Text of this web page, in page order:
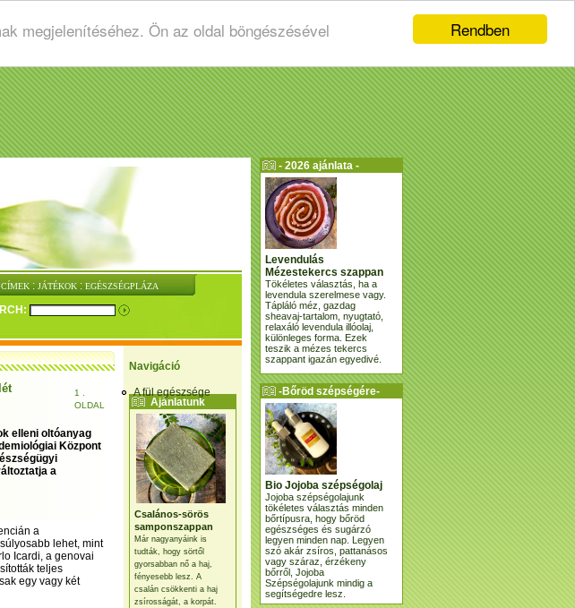
Rendben
megjelenítéséhez. Ön az oldal böngészésével
CÍMEK : JÁTÉKOK : EGÉSZSÉGPLÁZA
Navigáció
A fül egészsége
Ajánlatunk
Csalános-sörös
samponszappan
Már nagyanyáink is
tudták, hogy sörtől
gyorsabban nő a haj,
fényesebb lesz. A
csalán csökkenti a haj
zsírosságát, a korpát.
1 .
OLDAL
elleni oltóanyag
Központ
a
a
lehet, mint
Icardi, a genovai
teljes
egy vagy két
- 2026 ajánlata -
Levendulás
Mézestekercs szappan
Tökéletes választás, ha a
levendula szerelmese vagy.
Tápláló méz, gazdag
sheavaj-tartalom, nyugtató,
relaxáló levendula illóolaj,
különleges forma. Ezek
teszik a mézes tekercs
szappant igazán egyedivé.
-Bőröd szépségére-
Bio Jojoba szépségolaj
Jojoba szépségolajunk
tökéletes választás minden
bőrtípusra, hogy bőröd
egészséges és sugárzó
legyen minden nap. Legyen
szó akár zsíros, pattanásos
vagy száraz, érzékeny
bőrről, Jojoba
Szépségolajunk mindig a
segítségedre lesz.